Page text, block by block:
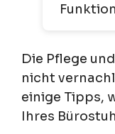
Die Pflege
nicht
einige Tipps,
Ihres